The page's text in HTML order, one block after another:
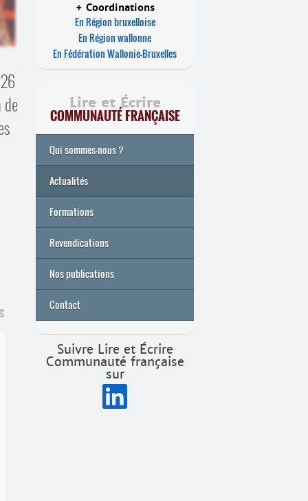
+ Coordinations
En Région bruxelloise
En Région wallonne
En Fédération Wallonie-Bruxelles
Lire et Écrire
COMMUNAUTÉ FRANÇAISE
Qui sommes-nous ?
Actualités
Formations
Archives
Université de printemps 2026
Revendications
Nos publications
Contact
Suivre Lire et Écrire
Communauté française
sur